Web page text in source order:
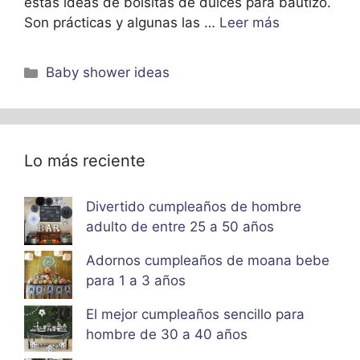
Son prácticas y algunas las … Leer más
Categorías
Baby shower ideas
Lo más reciente
Divertido cumpleaños de hombre
adulto de entre 25 a 50 años
Adornos cumpleaños de moana bebe
para 1 a 3 años
El mejor cumpleaños sencillo para
hombre de 30 a 40 años